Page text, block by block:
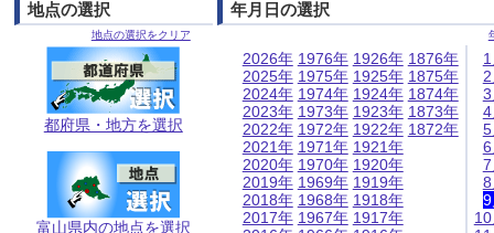
地点の選択
地点の選択をクリア
都府県・地方を選択
富山県内の地点を選択
年月日の選択
2026年
2025年
2024年
2023年
2022年
2021年
2020年
2019年
2018年
2017年
1976年
1975年
1974年
1973年
1972年
1971年
1970年
1969年
1968年
1967年
1926年
1925年
1924年
1923年
1922年
1921年
1920年
1919年
1918年
1917年
1876年
1875年
1874年
1873年
1872年